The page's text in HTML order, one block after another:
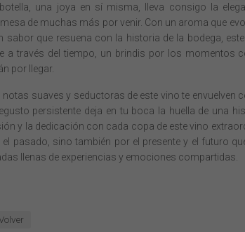
botella, una joya en sí misma, lleva consigo la
de muchas más por venir. Con un aroma que
sabor que resuena con la historia de la bodega,
a través del tiempo, un brindis por los momentos
por llegar.
notas suaves y seductoras de este vino te
persistente deja en tu boca la huella de una
y la dedicación con cada copa de este vino
el pasado, sino también por el presente y el futuro
llenas de experiencias y emociones compartidas.